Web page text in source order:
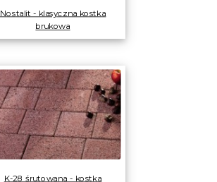
Nostalit - klasyczna kostka
brukowa
K-28 śrutowana - kostka